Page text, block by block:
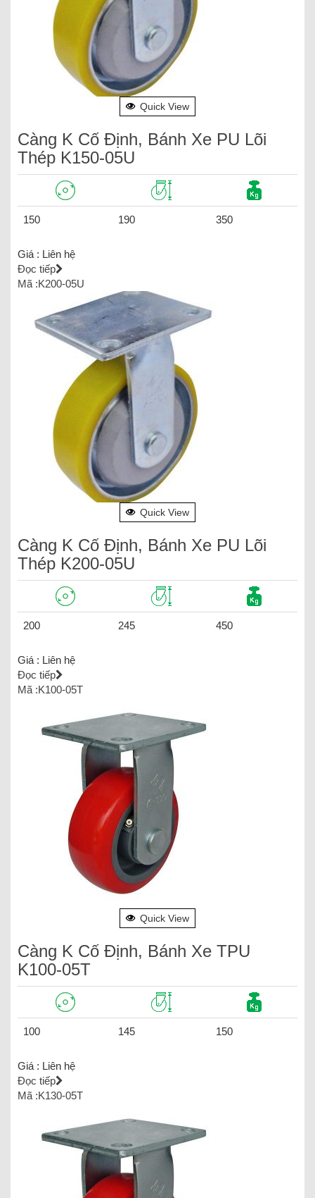
Quick View
Càng K Cố Định, Bánh Xe PU Lõi
Thép K150-05U
150 190 350
Giá : Liên hệ
Đọc tiếp
Mã :K200-05U
Quick View
Càng K Cố Định, Bánh Xe PU Lõi
Thép K200-05U
200 245 450
Giá : Liên hệ
Đọc tiếp
Mã :K100-05T
Quick View
Càng K Cố Định, Bánh Xe TPU
K100-05T
100 145 150
Giá : Liên hệ
Đọc tiếp
Mã :K130-05T